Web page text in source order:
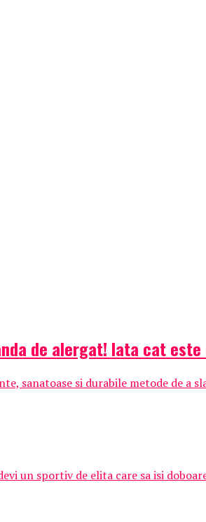
de alergat! Iata cat este
sanatoase si durabile metode de a
un sportiv de elita care sa isi